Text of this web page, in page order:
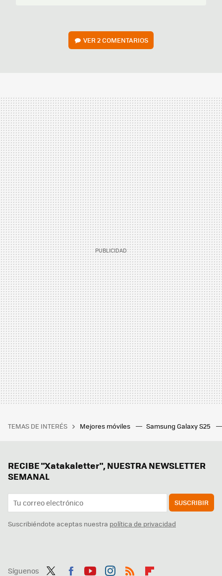
VER2 COMENTARIOS
TEMAS DE INTERÉS Mejores móviles Samsung Galaxy S25
RECIBE "Xatakaletter", NUESTRA NEWSLETTER
SEMANAL
SUSCRIBIR
Suscribiéndote aceptas nuestra política de privacidad
Síguenos